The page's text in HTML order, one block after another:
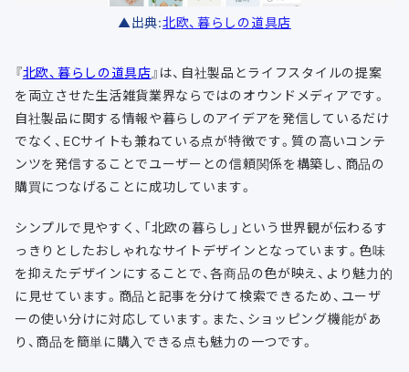
▲出典:北欧、暮らしの道具店
『北欧、暮らしの道具店』は、自社製品とライフスタイルの提案
を両立させた生活雑貨業界ならではのオウンドメディアです。
自社製品に関する情報や暮らしのアイデアを発信しているだけ
でなく、ECサイトも兼ねている点が特徴です。質の高いコンテ
ンツを発信することでユーザーとの信頼関係を構築し、商品の
購買につなげることに成功しています。
シンプルで見やすく、「北欧の暮らし」という世界観が伝わるす
っきりとしたおしゃれなサイトデザインとなっています。色味
を抑えたデザインにすることで、各商品の色が映え、より魅力的
に見せています。商品と記事を分けて検索できるため、ユーザ
ーの使い分けに対応しています。また、ショッピング機能があ
り、商品を簡単に購入できる点も魅力の一つです。